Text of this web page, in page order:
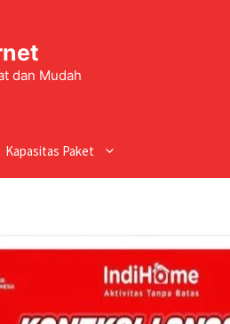
dan Mudah
Kapasitas Paket